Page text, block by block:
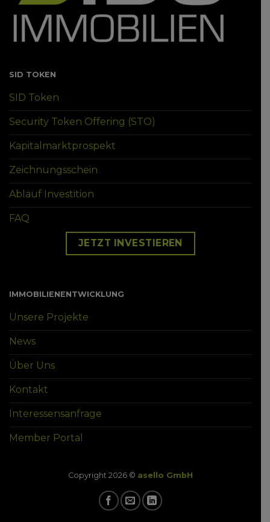
SID TOKEN
SID Token
Security Token Offering (STO)
Kapitalmarktprospekt
Zeichnungsschein
Ablauf Investition
FAQ
JETZT INVESTIEREN
IMMOBILIENENTWICKLUNG
Unsere Projekte
News
Über Uns
Kontakt
Interessensanfrage
Member Portal
Copyright 2026 © asello GmbH